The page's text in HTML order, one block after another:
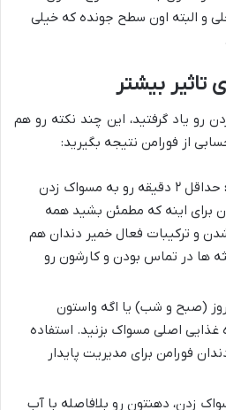
و البته اون سطح جونده که خیلی
تاثیر بیشتر
رو یاد گرفتید، این چند نکته رو هم
از فورامن نتیجه بگیرید:
حداقل ۲ دقیقه رو به مسواک زدن
برای اینه که مطمئن بشید همه
و ترکیبات فعال خمیر دندان هم
ها در تماس بودن و کارشون رو
(صبح و شب) یا اگه واستون
غذایی اصلی مسواک بزنید. استفاده
فورامن برای مدیریت پایدار
زدن، دهنتون رو بلافاصله با آب